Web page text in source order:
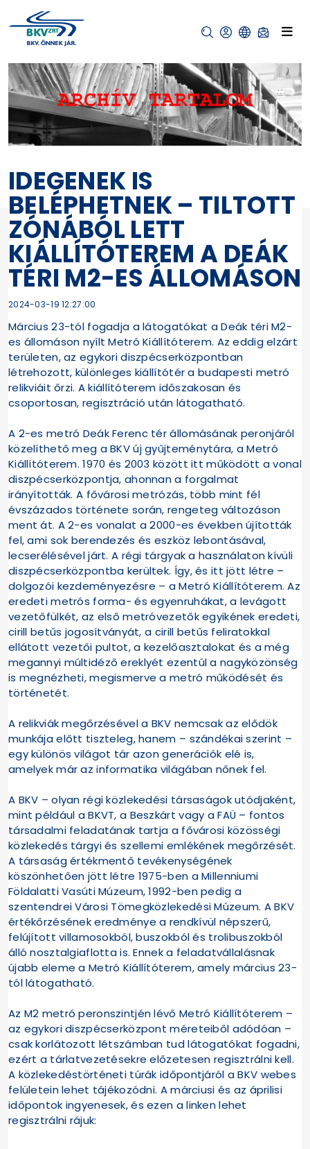
IDEGENEK IS
BELÉPHETNEK – TILTOTT
ZÓNÁBÓL LETT
KIÁLLÍTÓTEREM A DEÁK
TÉRI M2-ES ÁLLOMÁSON
2024-03-19 12:27:00
Március 23-tól fogadja a látogatókat a Deák téri M2-
es állomáson nyílt Metró Kiállítóterem. Az eddig elzárt
területen, az egykori diszpécserközpontban
létrehozott, különleges kiállítótér a budapesti metró
relikviáit őrzi. A kiállítóterem időszakosan és
csoportosan, regisztráció után látogatható.
A 2-es metró Deák Ferenc tér állomásának peronjáról
közelíthető meg a BKV új gyűjteménytára, a Metró
Kiállítóterem. 1970 és 2003 között itt működött a vonal
diszpécserközpontja, ahonnan a forgalmat
irányították. A fővárosi metrózás, több mint fél
évszázados története során, rengeteg változáson
ment át. A 2-es vonalat a 2000-es években újították
fel, ami sok berendezés és eszköz lebontásával,
lecserélésével járt. A régi tárgyak a használaton kívüli
diszpécserközpontba kerültek. Így, és itt jött létre –
dolgozói kezdeményezésre – a Metró Kiállítóterem. Az
eredeti metrós forma- és egyenruhákat, a levágott
vezetőfülkét, az első metróvezetők egyikének eredeti,
cirill betűs jogosítványát, a cirill betűs feliratokkal
ellátott vezetői pultot, a kezelőasztalokat és a még
megannyi múltidéző ereklyét ezentúl a nagyközönség
is megnézheti, megismerve a metró működését és
történetét.
A relikviák megőrzésével a BKV nemcsak az elődök
munkája előtt tiszteleg, hanem – szándékai szerint –
egy különös világot tár azon generációk elé is,
amelyek már az informatika világában nőnek fel.
A BKV – olyan régi közlekedési társaságok utódjaként,
mint például a BKVT, a Beszkárt vagy a FAÜ – fontos
társadalmi feladatának tartja a fővárosi közösségi
közlekedés tárgyi és szellemi emlékének megőrzését.
A társaság értékmentő tevékenységének
köszönhetően jött létre 1975-ben a Millenniumi
Földalatti Vasúti Múzeum, 1992-ben pedig a
szentendrei Városi Tömegközlekedési Múzeum. A BKV
értékőrzésének eredménye a rendkívül népszerű,
felújított villamosokból, buszokból és trolibuszokból
álló nosztalgiaflotta is. Ennek a feladatvállalásnak
újabb eleme a Metró Kiállítóterem, amely március 23-
tól látogatható.
Az M2 metró peronszintjén lévő Metró Kiállítóterem –
az egykori diszpécserközpont méreteiből adódóan –
csak korlátozott létszámban tud látogatókat fogadni,
ezért a tárlatvezetésekre előzetesen regisztrálni kell.
A közlekedéstörténeti túrák időpontjáról a BKV webes
felületein lehet tájékozódni. A márciusi és az áprilisi
időpontok ingyenesek, és ezen a linken lehet
regisztrálni rájuk: